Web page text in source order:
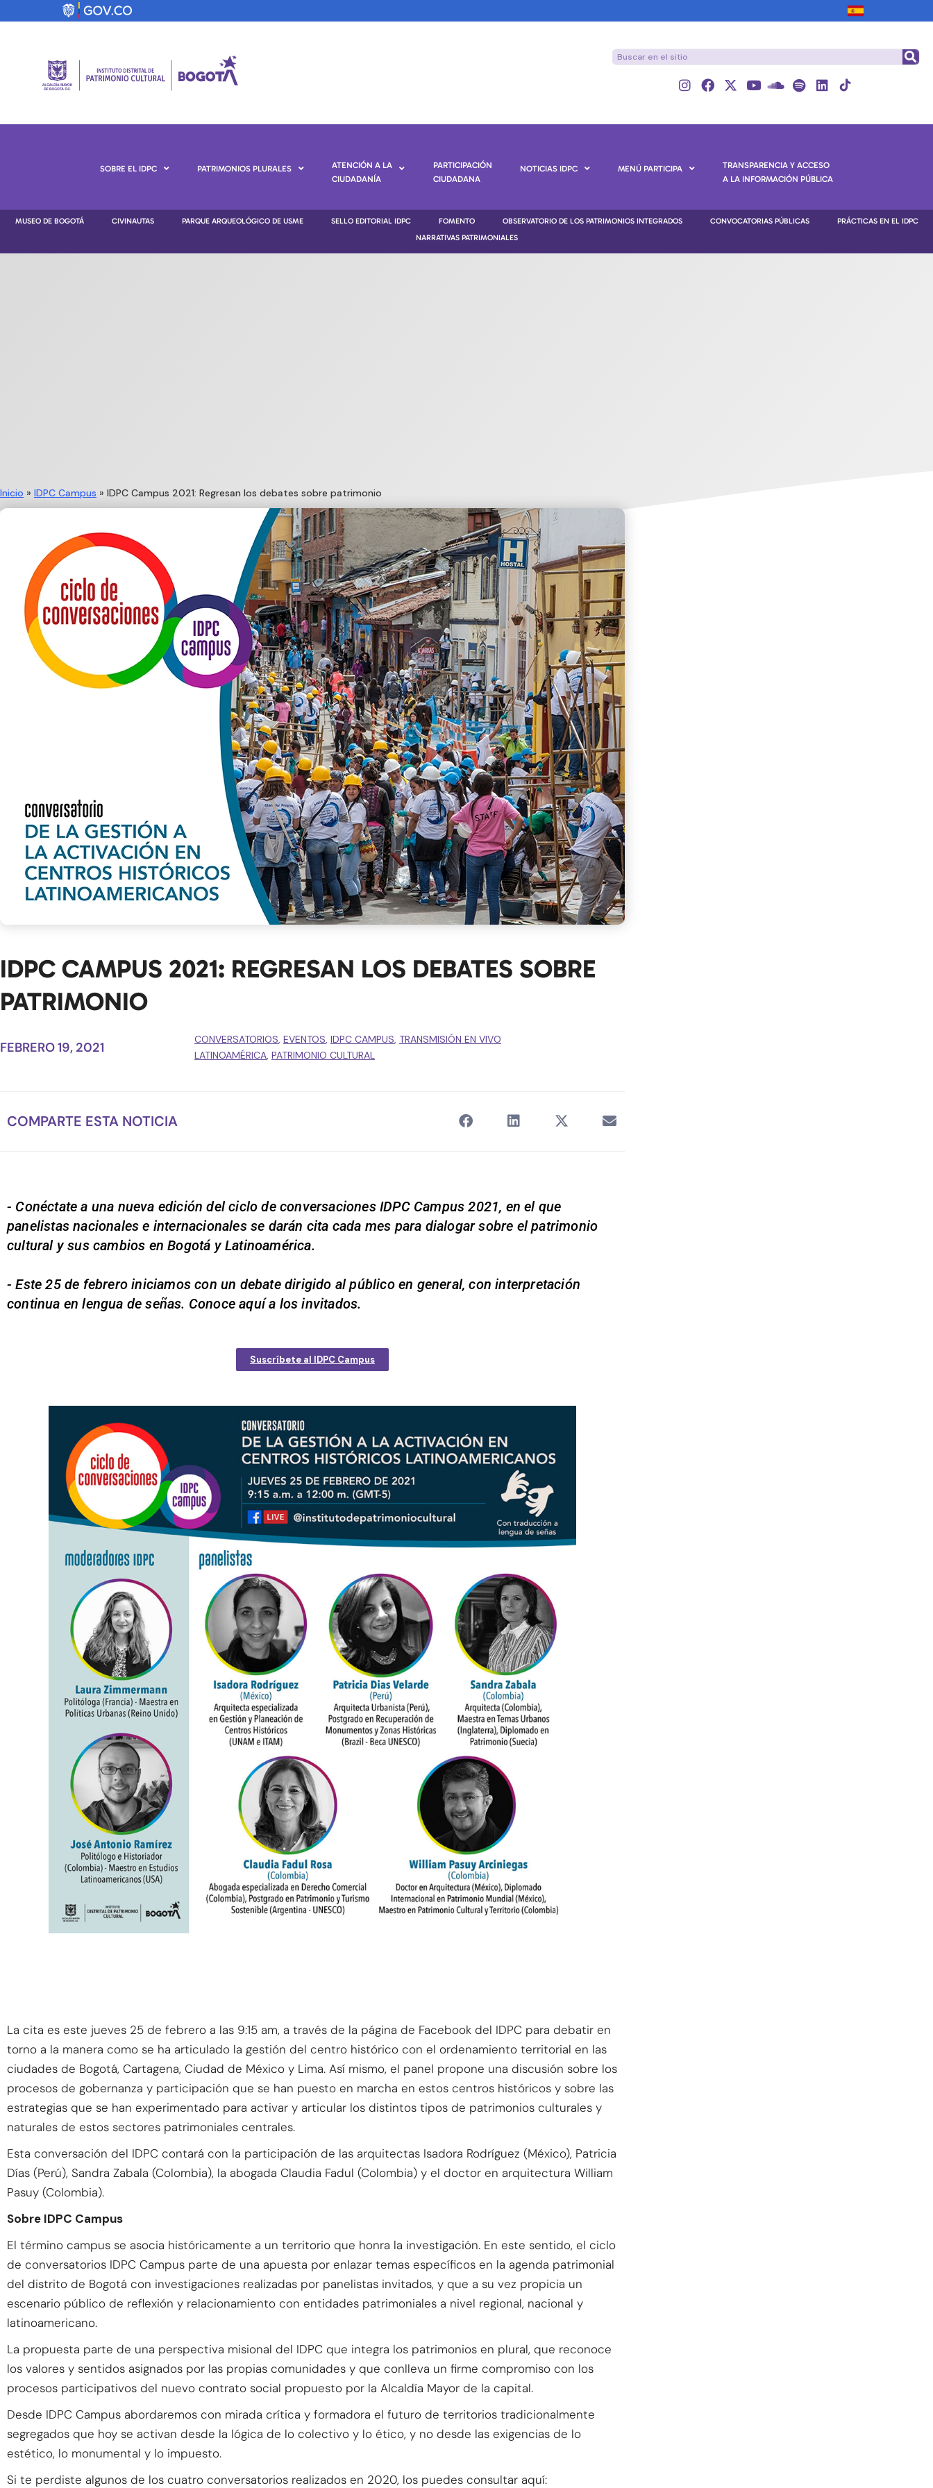
SOBRE EL IDPC PATRIMONIOS PLURALES
ATENCIÓN A LA
CIUDADANÍA
PARTICIPACIÓN
CIUDADANA
NOTICIAS IDPC MENÚ PARTICIPA
TRANSPARENCIA Y ACCESO
A LA INFORMACIÓN PÚBLICA
MUSEO DE BOGOTÁ CIVINAUTAS PARQUE ARQUEOLÓGICO DE USME SELLO EDITORIAL IDPC FOMENTO OBSERVATORIO DE LOS PATRIMONIOS INTEGRADOS CONVOCATORIAS PÚBLICAS
PRÁCTICAS EN EL IDPC
NARRATIVAS PATRIMONIALES
Inicio » IDPC Campus » IDPC Campus 2021: Regresan los debates sobre patrimonio
IDPC CAMPUS 2021: REGRESAN LOS DEBATES SOBRE
PATRIMONIO
FEBRERO 19, 2021 CONVERSATORIOS, EVENTOS, IDPC CAMPUS, TRANSMISIÓN EN VIVO
LATINOAMÉRICA, PATRIMONIO CULTURAL
COMPARTE ESTA NOTICIA
- Conéctate a una nueva edición del ciclo de conversaciones IDPC Campus 2021, en el que
panelistas nacionales e internacionales se darán cita cada mes para dialogar sobre el patrimonio
cultural y sus cambios en Bogotá y Latinoamérica.
- Este 25 de febrero iniciamos con un debate dirigido al público en general, con interpretación
continua en lengua de señas. Conoce aquí a los invitados.
Suscríbete al IDPC Campus
La cita es este jueves 25 de febrero a las 9:15 am, a través de la página de Facebook del IDPC para debatir en
torno a la manera como se ha articulado la gestión del centro histórico con el ordenamiento territorial en las
ciudades de Bogotá, Cartagena, Ciudad de México y Lima. Así mismo, el panel propone una discusión sobre los
procesos de gobernanza y participación que se han puesto en marcha en estos centros históricos y sobre las
estrategias que se han experimentado para activar y articular los distintos tipos de patrimonios culturales y
naturales de estos sectores patrimoniales centrales.
Esta conversación del IDPC contará con la participación de las arquitectas Isadora Rodríguez (México), Patricia
Días (Perú), Sandra Zabala (Colombia), la abogada Claudia Fadul (Colombia) y el doctor en arquitectura William
Pasuy (Colombia).
Sobre IDPC Campus
El término campus se asocia históricamente a un territorio que honra la investigación. En este sentido, el ciclo
de conversatorios IDPC Campus parte de una apuesta por enlazar temas específicos en la agenda patrimonial
del distrito de Bogotá con investigaciones realizadas por panelistas invitados, y que a su vez propicia un
escenario público de reflexión y relacionamiento con entidades patrimoniales a nivel regional, nacional y
latinoamericano.
La propuesta parte de una perspectiva misional del IDPC que integra los patrimonios en plural, que reconoce
los valores y sentidos asignados por las propias comunidades y que conlleva un firme compromiso con los
procesos participativos del nuevo contrato social propuesto por la Alcaldía Mayor de la capital.
Desde IDPC Campus abordaremos con mirada crítica y formadora el futuro de territorios tradicionalmente
segregados que hoy se activan desde la lógica de lo colectivo y lo ético, y no desde las exigencias de lo
estético, lo monumental y lo impuesto.
Si te perdiste algunos de los cuatro conversatorios realizados en 2020, los puedes consultar aquí: